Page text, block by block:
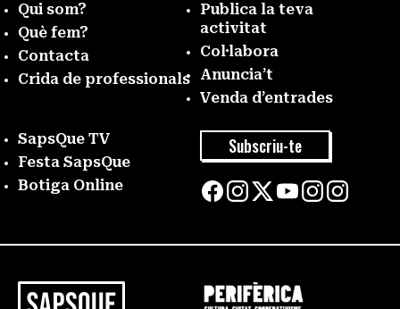
Qui som?
Què fem?
Contacta
Crida de professionals
Publica la teva
activitat
Col·labora
Anuncia’t
Venda d’entrades
SapsQue TV
Festa SapsQue
Botiga Online
Subscriu-te